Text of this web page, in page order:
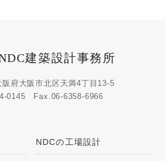
建築設計事務所
府大阪市北区天満4丁目13-5
0145 Fax.06-6358-6966
NDCの工場設計